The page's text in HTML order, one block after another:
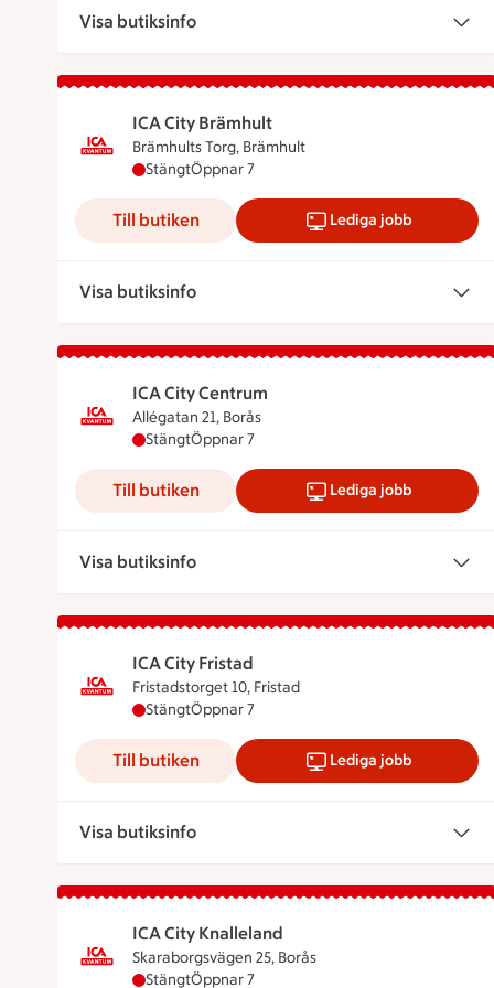
Visa butiksinfo
ICA City Brämhult
Brämhults Torg, Brämhult
ICA City Brämhult har stängt, öppnar klockan
StängtÖppnar 7
Till butiken Lediga jobb
Visa butiksinfo
ICA City Centrum
Allégatan 21, Borås
ICA City Centrum har stängt, öppnar klockan
StängtÖppnar 7
Till butiken Lediga jobb
Visa butiksinfo
ICA City Fristad
Fristadstorget 10, Fristad
ICA City Fristad har stängt, öppnar klockan 7
StängtÖppnar 7
Till butiken Lediga jobb
Visa butiksinfo
ICA City Knalleland
Skaraborgsvägen 25, Borås
ICA City Knalleland har stängt, öppnar
StängtÖppnar 7